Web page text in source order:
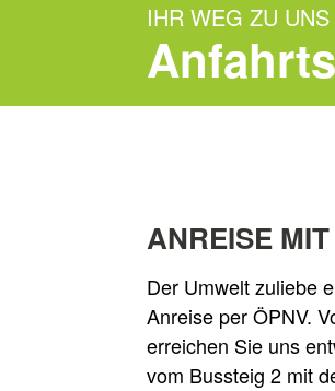
IHR WEG ZU UNS
ANREISE
Der Umwelt zuliebe
Anreise per ÖPNV.
erreichen Sie uns
vom Bussteig 2 mit